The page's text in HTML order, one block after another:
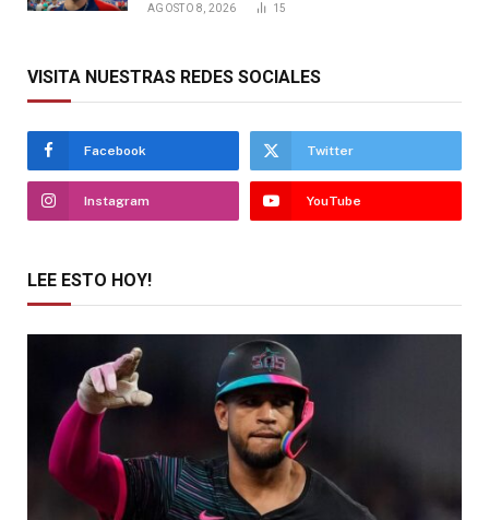
AGOSTO 8, 2026 15
VISITA NUESTRAS REDES SOCIALES
Facebook Twitter
Instagram YouTube
LEE ESTO HOY!